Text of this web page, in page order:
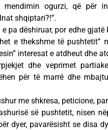
mendimin ogurzi, që për
shqiptari?!”.
e pa dëshiruar, por edhe
e thekshme të
interesat e atdheut dhe
dhe veprimet
për të marrë dhe
me shkresa, peticione,
së pushtetit, nisen
dyer, pavarësisht se disa